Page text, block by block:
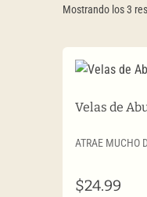
Mostrando los 3
Velas de
ATRAE MUCHO
$24.99